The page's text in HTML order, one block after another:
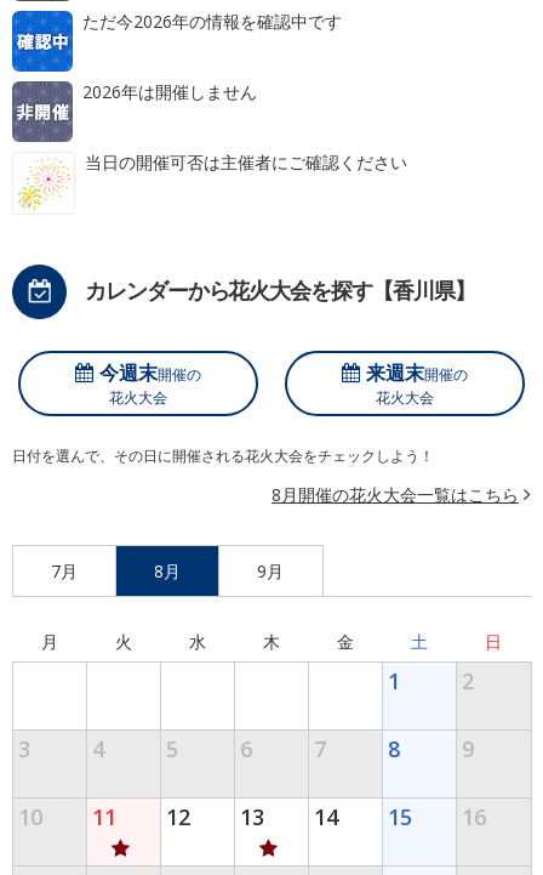
ただ今2026年の情報を確認中です
2026年は開催しません
当日の開催可否は主催者にご確認ください
カレンダーから花火大会を探す【香川県】
今週末開催の
花火大会
来週末開催の
花火大会
日付を選んで、その日に開催される花火大会をチェックしよう！
8月開催の花火大会一覧はこちら
7月 8月 9月
月 火 水 木 金 土 日
1 2
3 4 5 6 7 8 9
10 11 12 13 14 15 16